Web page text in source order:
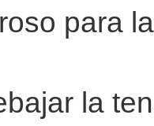
para
la